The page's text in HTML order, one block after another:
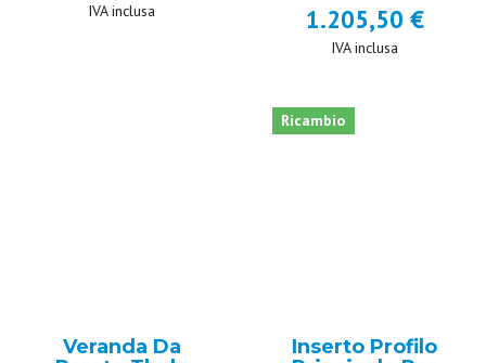
IVA inclusa 1.205,50 €
IVA inclusa
Veranda Da
Ricambio
Inserto Profilo